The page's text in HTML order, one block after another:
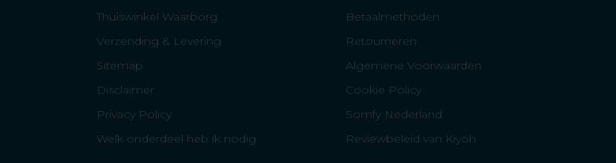
Thuiswinkel Waarborg
Betaalmethoden
Verzending & Levering
Retourneren
Sitemap
Algemene Voorwaarden
Disclaimer
Cookie Policy
Privacy Policy
Somfy Nederland
Welk onderdeel heb ik nodig
Reviewbeleid van Kiyoh